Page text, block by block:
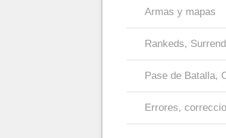
Armas y mapas
Rankeds,
Pase de Batalla,
Errores,